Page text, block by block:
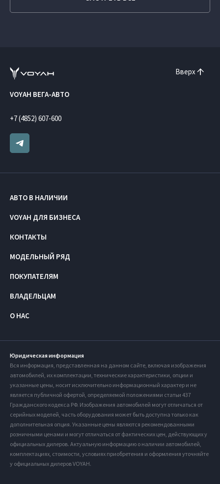
Вверх
VOYAH ВЕГА-АВТО
+7 (4852) 607-600
АВТО В НАЛИЧИИ
VOYAH ДЛЯ БИЗНЕСА
КОНТАКТЫ
МОДЕЛЬНЫЙ РЯД
ПОКУПАТЕЛЯМ
ВЛАДЕЛЬЦАМ
О НАС
Юридическая информация
Вся информация, представленная на данном сайте, включая изображения
автомобилей, их комплектации, технические характеристики, опции и
указанные цены, носит исключительно информационный характер и не
является публичной офертой, определяемой положениями статьи 437
Гражданского кодекса РФ. Изображения автомобилей могут отличаться от
серийных моделей, часть оборудования может быть доступна только как
дополнительная опция. Указанные цены являются рекомендованными
розничными ценами и могут отличаться от фактических цен, действующих у
официальных дилеров. Актуальную информацию о наличии автомобилей,
комплектациях, стоимости, условиях приобретения и оформления уточняйте
у официальных дилеров VOYAH.